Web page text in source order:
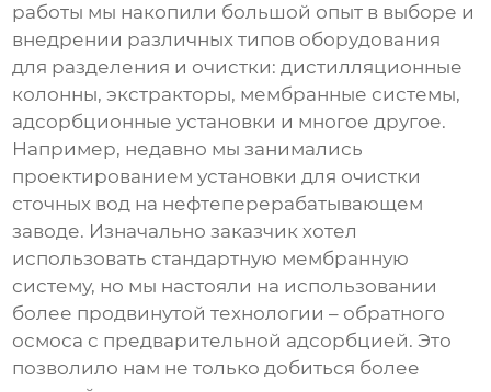
работы мы накопили большой опыт в выборе и
внедрении различных типов оборудования
для разделения и очистки: дистилляционные
колонны, экстракторы, мембранные системы,
адсорбционные установки и многое другое.
Например, недавно мы занимались
проектированием установки для очистки
сточных вод на нефтеперерабатывающем
заводе. Изначально заказчик хотел
использовать стандартную мембранную
систему, но мы настояли на использовании
более продвинутой технологии – обратного
осмоса с предварительной адсорбцией. Это
позволило нам не только добиться более